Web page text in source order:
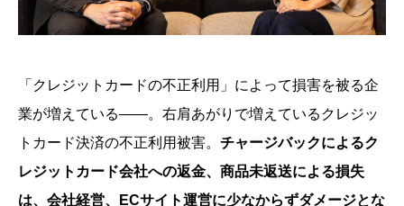
「クレジットカードの不正利用」によって損害を被る企
業が増えている――。右肩あがりで増えているクレジッ
トカード決済の不正利用被害。 チャージバックによるク
レジットカード会社への返金、商品未返送による損失
は、会社経営、ECサイト運営に少なからずダメージとな